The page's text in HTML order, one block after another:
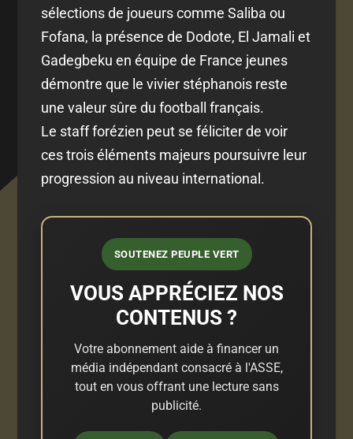
sélections de joueurs comme Saliba ou
Fofana, la présence de Dodote, El Jamali et
Gadegbeku en équipe de France jeunes
démontre que le vivier stéphanois reste
une valeur sûre du football français.
Le staff forézien peut se féliciter de voir
ces trois éléments majeurs poursuivre leur
progression au niveau international.
SOUTENEZ PEUPLE VERT
VOUS APPRÉCIEZ NOS
CONTENUS ?
Votre abonnement aide à financer un
média indépendant consacré à l'ASSE,
tout en vous offrant une lecture sans
publicité.